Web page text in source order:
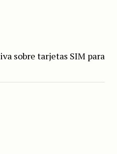
sobre tarjetas SIM para